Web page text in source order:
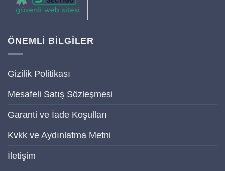
ÖNEMLİ BİLGİLER
Gizilik Politikası
Mesafeli Satış Sözleşmesi
Garanti ve İade Koşulları
Kvkk ve Aydınlatma Metni
İletişim